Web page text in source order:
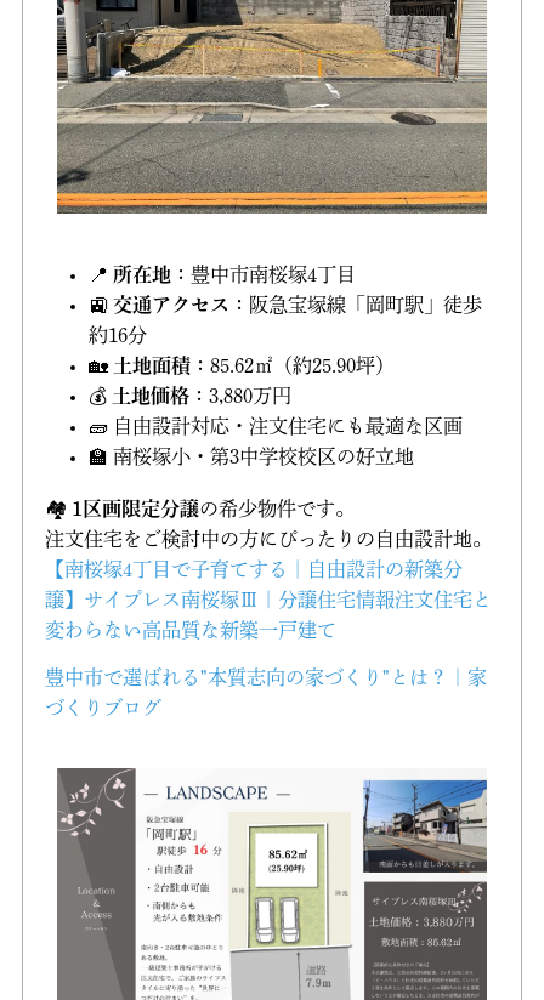
📍 所在地 ：豊中市南桜塚4丁目
🚉 交通アクセス ：阪急宝塚線「岡町駅」徒歩
約16分
🏡 土地面積：85.62㎡（約25.90坪）
💰 土地価格：3,880万円
🧱 自由設計対応・注文住宅にも最適な区画
🏫 南桜塚小・第3中学校校区の好立地
🏘️ 1区画限定分譲の希少物件です。
注文住宅をご検討中の方にぴったりの自由設計地。
【南桜塚4丁目で子育てする｜自由設計の新築分
譲】サイプレス南桜塚Ⅲ | 分譲住宅情報注文住宅と
変わらない高品質な新築一戸建て
豊中市で選ばれる"本質志向の家づくり"とは？ | 家
づくりブログ